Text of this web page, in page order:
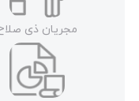
مجریان ذی صلاح